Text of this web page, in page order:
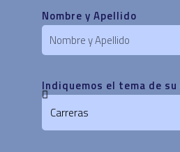
Nombre y Apellido
Indiquemos el tema de